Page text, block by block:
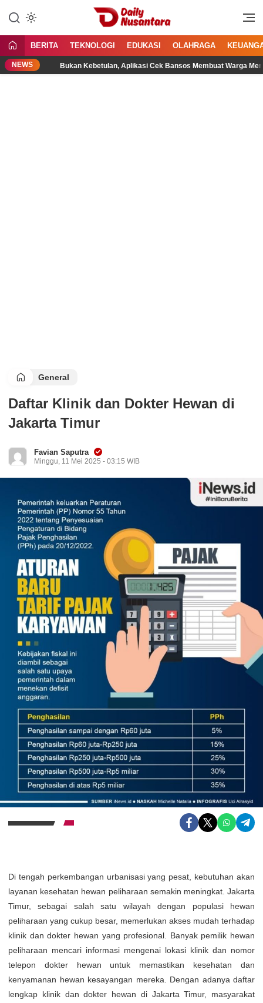
konten
Daily Nusantara
Menyajikan Fakta, Menginspirasi
BERITA TEKNOLOGI EDUKASI OLAHRAGA
NEWS Bukan Kebetulan, Aplikasi Cek Bansos Membuat Warga Merasa
General
Daftar Klinik dan Dokter Hewan di
Jakarta Timur
Favian Saputra
Minggu, 11 Mei 2025 - 03:15 WIB
Di tengah perkembangan urbanisasi yang pesat, kebutuhan akan
layanan kesehatan hewan peliharaan semakin meningkat. Jakarta
Timur, sebagai salah satu wilayah dengan populasi hewan
peliharaan yang cukup besar, memerlukan akses mudah terhadap
klinik dan dokter hewan yang profesional. Banyak pemilik hewan
peliharaan mencari informasi mengenai lokasi klinik dan nomor
telepon dokter hewan untuk memastikan kesehatan dan
kenyamanan hewan kesayangan mereka. Dengan adanya daftar
lengkap klinik dan dokter hewan di Jakarta Timur, masyarakat